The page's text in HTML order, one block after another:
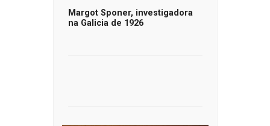
Margot Sponer, investigadora
na Galicia de 1926